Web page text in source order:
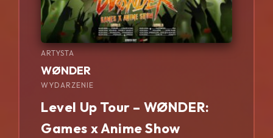
ARTYSTA
WØNDER
WYDARZENIE
Level Up Tour – WØNDER:
Games x Anime Show